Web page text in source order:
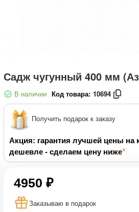
Садж чугунный 400 мм
В наличии Код товара: 10694
Получить подарок к заказу
Акция: гарантия лучшей цены на
дешевле - сделаем цену ниже
4950 ₽
Заказываю в подарок